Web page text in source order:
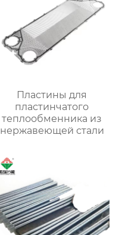
Пластины для
пластинчатого
теплообменника из
нержавеющей стали